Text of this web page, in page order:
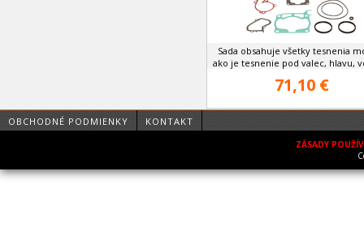
Sada obsahuje všetky tesnenia
ako je tesnenie pod valec, hlavu,
71,10 €
OBCHODNÉ PODMIENKY KONTAKT
ZÁSADY